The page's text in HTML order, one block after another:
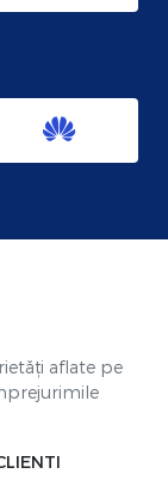
aflate pe